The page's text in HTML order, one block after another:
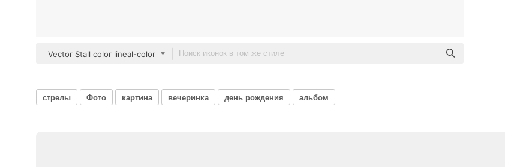
Vector Stall color lineal-color
стрелы Фото картина вечеринка день рождения альбом